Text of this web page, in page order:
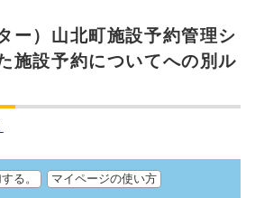
ー）山北町施設予約管理シ
施設予約についてへの別ル
る。 マイページの使い方